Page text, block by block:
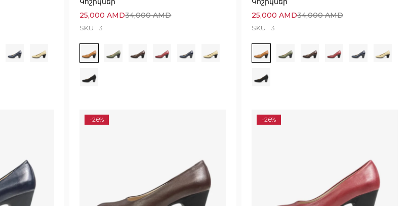
34,000AMD
25,000AMD
SKU 3
34,000AMD
25,000 AMD
SKU 3
-26% -26%